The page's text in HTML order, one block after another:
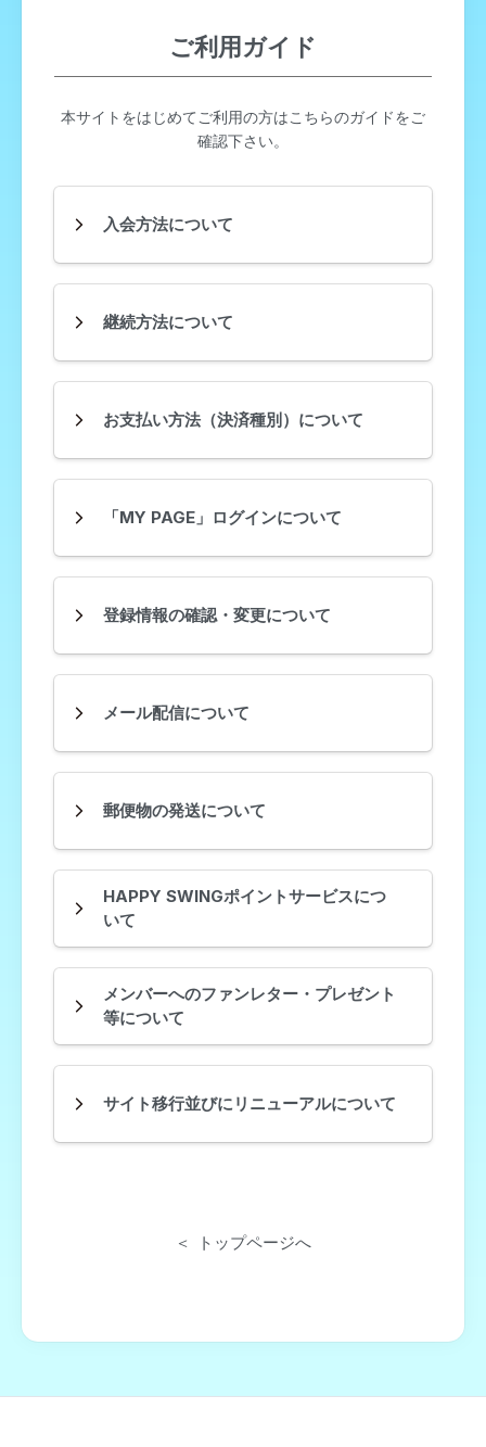
ご利用ガイド
本サイトをはじめてご利用の方はこちらのガイドをご
確認下さい。
入会方法について
継続方法について
お支払い方法（決済種別）について
「MY PAGE」ログインについて
登録情報の確認・変更について
メール配信について
郵便物の発送について
HAPPY SWINGポイントサービスにつ
いて
メンバーへのファンレター・プレゼント
等について
サイト移行並びにリニューアルについて
トップページへ